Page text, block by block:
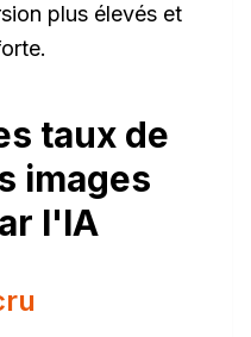
plus élevés et
taux de
images
l'IA